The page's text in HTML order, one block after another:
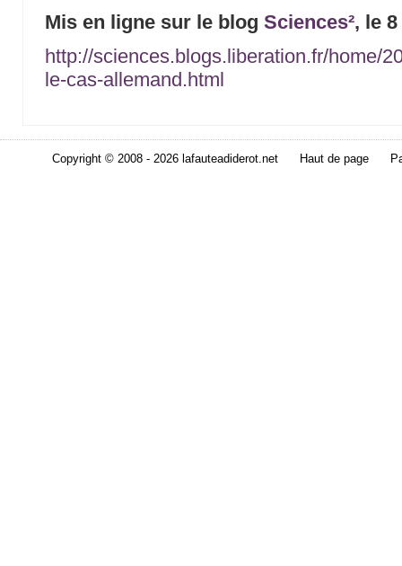
Mis en ligne sur le blogSciences², le
http://sciences.blogs.liberation.fr/home/
le-cas-allemand.html
Copyright © 2008 - 2026 lafauteadiderot.net Haut de page